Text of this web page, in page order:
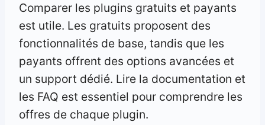
Comparer les plugins gratuits et payants
est utile. Les gratuits proposent des
fonctionnalités de base, tandis que les
payants offrent des options avancées et
un support dédié. Lire la documentation et
les FAQ est essentiel pour comprendre les
offres de chaque plugin.